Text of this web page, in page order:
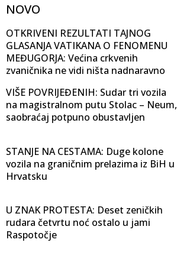
NOVO
OTKRIVENI REZULTATI TAJNOG
GLASANJA VATIKANA O FENOMENU
MEĐUGORJA: Većina crkvenih
zvaničnika ne vidi ništa nadnaravno
VIŠE POVRIJEĐENIH: Sudar tri vozila
na magistralnom putu Stolac – Neum,
saobraćaj potpuno obustavljen
STANJE NA CESTAMA: Duge kolone
vozila na graničnim prelazima iz BiH u
Hrvatsku
U ZNAK PROTESTA: Deset zeničkih
rudara četvrtu noć ostalo u jami
Raspotočje